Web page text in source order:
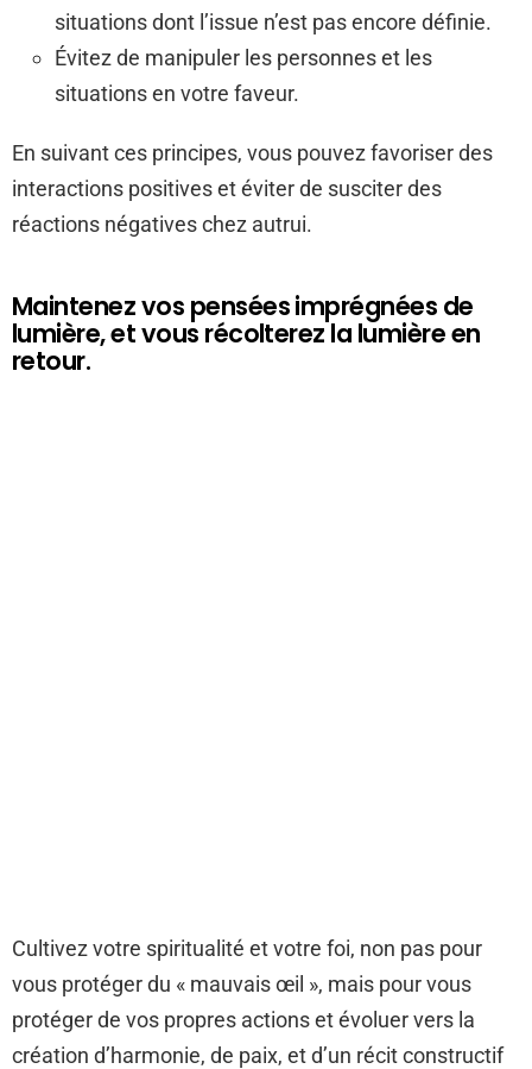
situations dont l’issue n’est pas encore définie.
Évitez de manipuler les personnes et les
situations en votre faveur.
En suivant ces principes, vous pouvez favoriser des
interactions positives et éviter de susciter des
réactions négatives chez autrui.
Maintenez vos pensées imprégnées de
lumière, et vous récolterez la lumière en
retour.
Cultivez votre spiritualité et votre foi, non pas pour
vous protéger du « mauvais œil », mais pour vous
protéger de vos propres actions et évoluer vers la
création d’harmonie, de paix, et d’un récit constructif